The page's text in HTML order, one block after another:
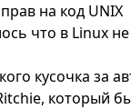
на код UNIX
что в Linux
кусочка за
который